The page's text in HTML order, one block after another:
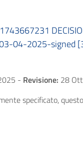
04-2025-signed
- Revisione: 28
specificato,